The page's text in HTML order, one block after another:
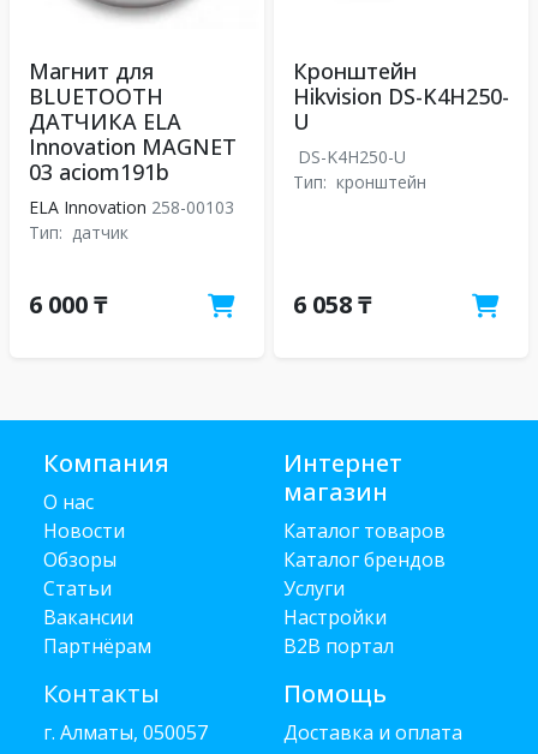
Магнит для
BLUETOOTH
ДАТЧИКА ELA
Innovation MAGNET
03 aciom191b
ELA Innovation 258-00103
Тип: датчик
6 000 ₸
Кронштейн
Hikvision DS-K4H250-
U
DS-K4H250-U
Тип: кронштейн
6 058 ₸
Компания
О нас
Новости
Обзоры
Статьи
Вакансии
Партнёрам
Контакты
г. Алматы, 050057
Интернет
магазин
Каталог товаров
Каталог брендов
Услуги
Настройки
B2B портал
Помощь
Доставка и оплата